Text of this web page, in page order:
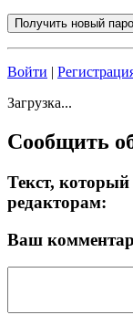
Войти |
Загрузка...
Сообщить
Текст,
редакторам:
Ваш